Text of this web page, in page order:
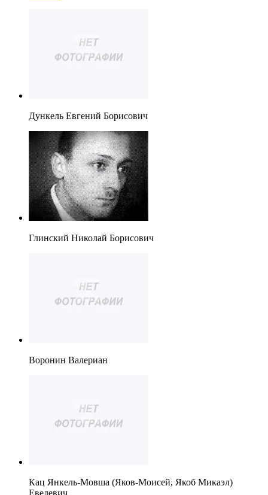
Дункель Евгений Борисович
Глинский Николай Борисович
Воронин Валериан
Кац Янкель-Мовша (Яков-Моисей, Якоб Микаэл)